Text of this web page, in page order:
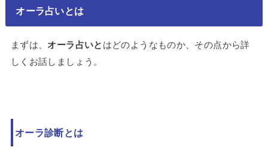
オーラ占いとは
まずは、 オーラ占いとはどのようなものか、その点から詳
しくお話しましょう。
オーラ診断とは